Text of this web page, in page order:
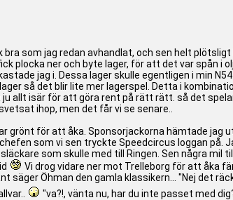
som jag redan avhandlat, och sen helt
plocka ner och byte lager, för att det var spån i
jag i. Dessa lager skulle egentligen i min
så det blir lite mer lagerspel. Detta i
allt isär för att göra rent på rätt rätt. så det
ihop, men det får vi se senare..
grönt för att åka. Sponsorjackorna hämtade jag
som vi sen tryckte Speedcircus loggan på.
som skulle med till Ringen. Sen några mil
Vi drog vidare ner mot Trelleborg för att åka
säger Öhman den gamla klassikern... "Nej det
"va?!, vänta nu, har du inte passet med